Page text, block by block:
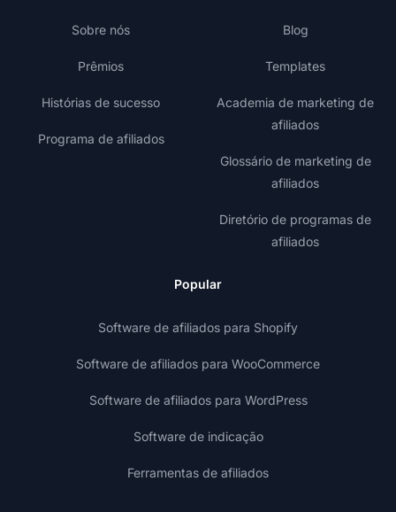
Sobre nós
Prêmios
Histórias de sucesso
Programa de afiliados
Blog
Templates
Academia de marketing de
afiliados
Glossário de marketing de
afiliados
Diretório de programas de
afiliados
Popular
Software de afiliados para Shopify
Software de afiliados para WooCommerce
Software de afiliados para WordPress
Software de indicação
Ferramentas de afiliados